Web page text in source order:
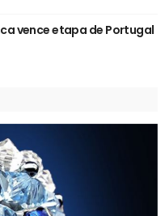
vence etapa de Portugal